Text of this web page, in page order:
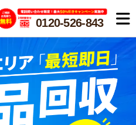
0120-526-843